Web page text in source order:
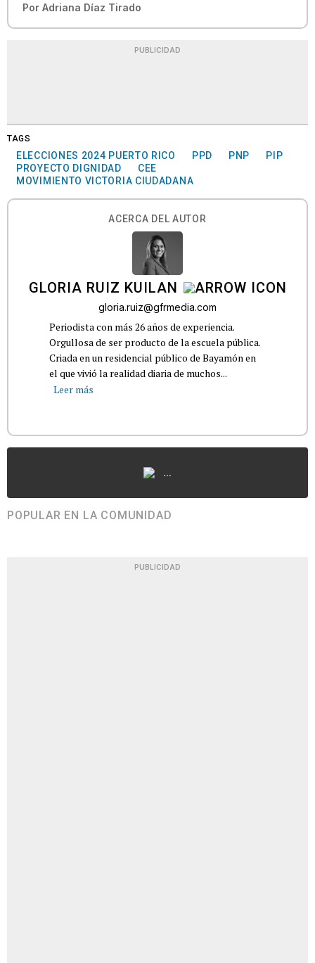
Por Adriana Díaz Tirado
PUBLICIDAD
TAGS
ELECCIONES 2024 PUERTO RICO PPD PNP
PIP
PROYECTO DIGNIDAD
CEE
MOVIMIENTO VICTORIA CIUDADANA
ACERCA DEL AUTOR
GLORIA RUIZ KUILAN
gloria.ruiz@gfrmedia.com
Periodista con más 26 años de experiencia.
Orgullosa de ser producto de la escuela pública.
Criada en un residencial público de Bayamón en
el que vivió la realidad diaria de muchos...
Leer más
...
POPULAR EN LA COMUNIDAD
PUBLICIDAD